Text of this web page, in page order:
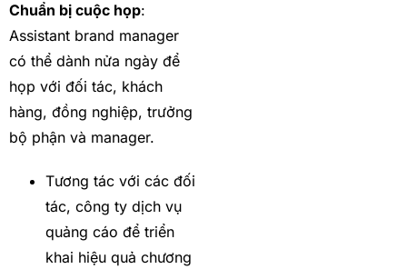
Chuẩn bị cuộc họp:
Assistant brand manager
có thể dành nửa ngày để
họp với đối tác, khách
hàng, đồng nghiệp, trưởng
bộ phận và manager.
Tương tác với các đối
tác, công ty dịch vụ
quảng cáo để triển
khai hiệu quả chương